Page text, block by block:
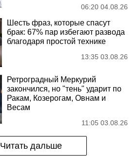
06:20 04.08.26
Шесть фраз, которые спасут
брак: 67% пар избегают развода
благодаря простой технике
13:35 03.08.26
Ретроградный Меркурий
закончился, но "тень" ударит по
Ракам, Козерогам, Овнам и
Весам
11:05 03.08.26
Читать дальше